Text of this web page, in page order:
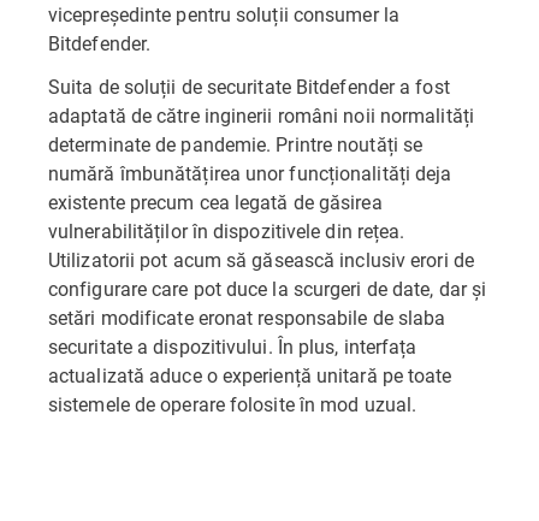
vicepreședinte pentru soluții consumer la
Bitdefender.
Suita de soluții de securitate Bitdefender a fost
adaptată de către inginerii români noii normalități
determinate de pandemie. Printre noutăți se
numără îmbunătățirea unor funcționalități deja
existente precum cea legată de găsirea
vulnerabilităților în dispozitivele din rețea.
Utilizatorii pot acum să găsească inclusiv erori de
configurare care pot duce la scurgeri de date, dar și
setări modificate eronat responsabile de slaba
securitate a dispozitivului. În plus, interfața
actualizată aduce o experiență unitară pe toate
sistemele de operare folosite în mod uzual.